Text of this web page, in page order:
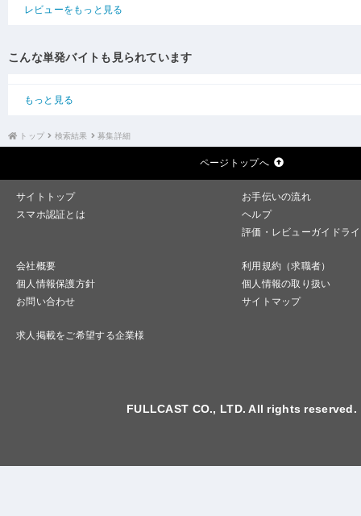
レビューをもっと見る
こんな単発バイトも見られています
もっと見る
トップ 検索結果 募集詳細
ページトップへ
サイトトップ
お手伝いの流れ
スマホ認証とは
ヘルプ
評価・レビューガイドラ
会社概要
利用規約（求職者）
個人情報保護方針
個人情報の取り扱い
お問い合わせ
サイトマップ
求人掲載をご希望する企業様
FULLCAST CO., LTD. All rights reserved.